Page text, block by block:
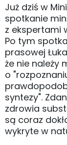
Już dziś w
spotkanie
z ekspertami
Po tym
prasowej
że nie należy
o
syntezy".
zdrowia
są coraz
wykryte w